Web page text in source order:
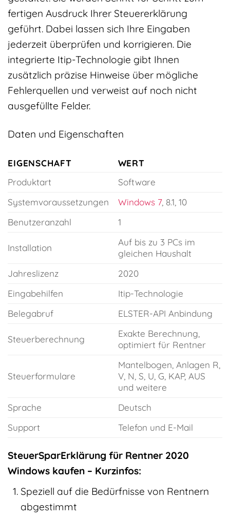
fertigen Ausdruck Ihrer Steuererklärung
geführt. Dabei lassen sich Ihre Eingaben
jederzeit überprüfen und korrigieren. Die
integrierte Itip-Technologie gibt Ihnen
zusätzlich präzise Hinweise über mögliche
Fehlerquellen und verweist auf noch nicht
ausgefüllte Felder.
Daten und Eigenschaften
EIGENSCHAFT
WERT
Produktart
Software
Systemvoraussetzungen
Windows 7, 8.1, 10
Benutzeranzahl
1
Installation
Auf bis zu 3 PCs im
gleichen Haushalt
Jahreslizenz
2020
Eingabehilfen
Itip-Technologie
Belegabruf
ELSTER-API Anbindung
Steuerberechnung
Exakte Berechnung,
optimiert für Rentner
Steuerformulare
Mantelbogen, Anlagen R,
V, N, S, U, G, KAP, AUS
und weitere
Sprache
Deutsch
Support
Telefon und E-Mail
SteuerSparErklärung für Rentner 2020
Windows kaufen – Kurzinfos:
Speziell auf die Bedürfnisse von Rentnern
abgestimmt